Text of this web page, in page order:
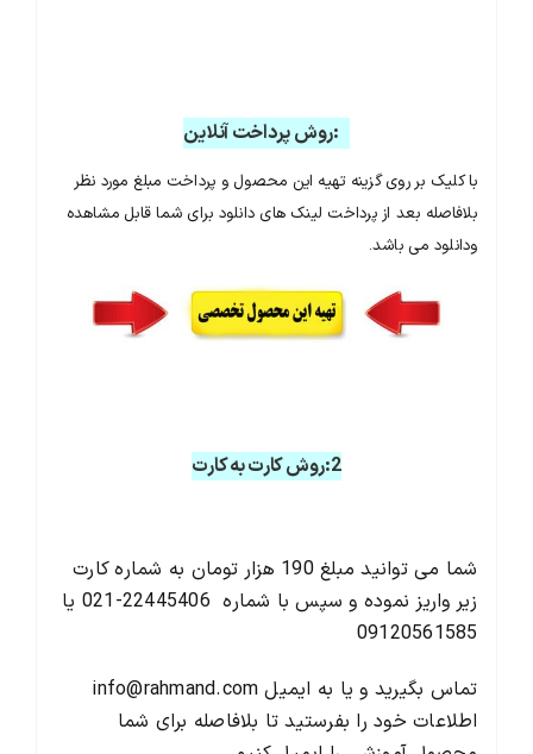
با کلیک بر روی گزینه تهیه این محصول و پرداخت مبلغ مورد نظر
بلافاصله بعد از پرداخت لینک های دانلود برای شما قابل مشاهده
ودانلود می باشد.
2:روش کارت به کارت
شما می توانید مبلغ 190 هزار تومان به شماره کارت
زیر واریز نموده و سپس با شماره 22445406-021 یا
09120561585
تماس بگیرید و یا به ایمیل info@rahmand.com
اطلاعات خود را بفرستید تا بلافاصله برای شما